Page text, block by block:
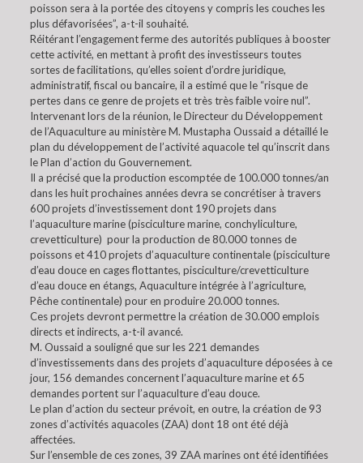
poisson sera à la portée des citoyens y compris les couches les
plus défavorisées”, a-t-il souhaité.
Réitérant l’engagement ferme des autorités publiques à booster
cette activité, en mettant à profit des investisseurs toutes
sortes de facilitations, qu’elles soient d’ordre juridique,
administratif, fiscal ou bancaire, il a estimé que le “risque de
pertes dans ce genre de projets et très très faible voire nul”.
Intervenant lors de la réunion, le Directeur du Développement
de l’Aquaculture au ministère M. Mustapha Oussaid a détaillé le
plan du développement de l’activité aquacole tel qu’inscrit dans
le Plan d’action du Gouvernement.
Il a précisé que la production escomptée de 100.000 tonnes/an
dans les huit prochaines années devra se concrétiser à travers
600 projets d’investissement dont 190 projets dans
l’aquaculture marine (pisciculture marine, conchyliculture,
crevetticulture) pour la production de 80.000 tonnes de
poissons et 410 projets d’aquaculture continentale (pisciculture
d’eau douce en cages flottantes, pisciculture/crevetticulture
d’eau douce en étangs, Aquaculture intégrée à l’agriculture,
Pêche continentale) pour en produire 20.000 tonnes.
Ces projets devront permettre la création de 30.000 emplois
directs et indirects, a-t-il avancé.
M. Oussaid a souligné que sur les 221 demandes
d’investissements dans des projets d’aquaculture déposées à ce
jour, 156 demandes concernent l’aquaculture marine et 65
demandes portent sur l’aquaculture d’eau douce.
Le plan d’action du secteur prévoit, en outre, la création de 93
zones d’activités aquacoles (ZAA) dont 18 ont été déjà
affectées.
Sur l’ensemble de ces zones, 39 ZAA marines ont été identifiées